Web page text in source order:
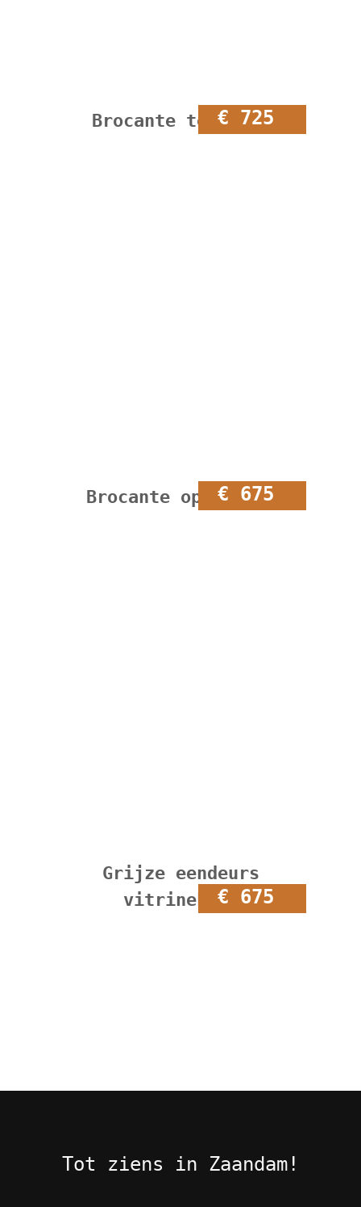
Brocante toonbank
€ 725
Brocante open kast
€ 675
Grijze eendeurs
vitrinekast€ 675
Tot ziens in Zaandam!